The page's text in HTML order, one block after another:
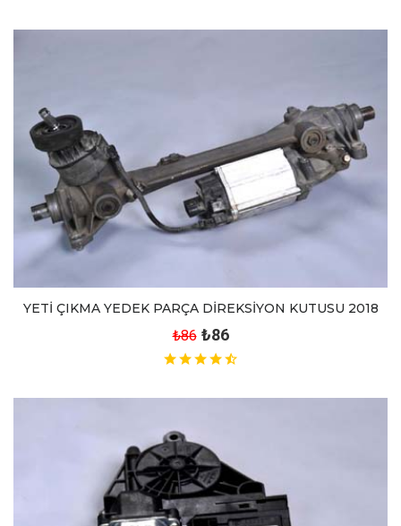
YETİ ÇIKMA YEDEK PARÇA DİREKSİYON KUTUSU 2018
₺86 ₺86